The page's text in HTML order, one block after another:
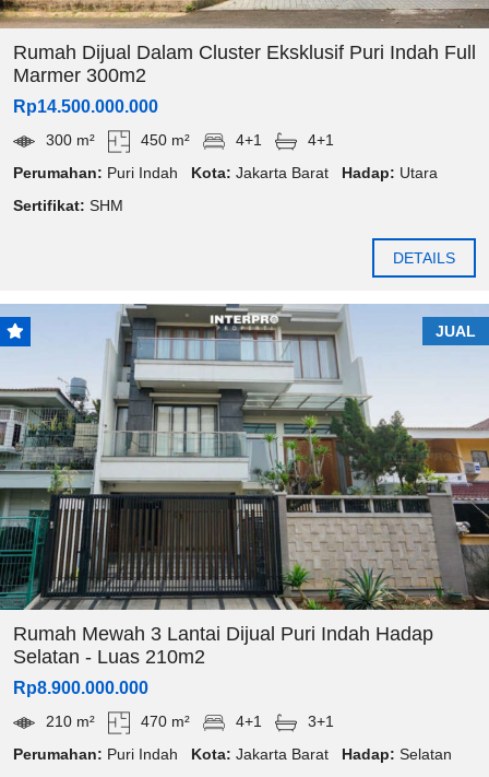
Rumah Dijual Dalam Cluster Eksklusif Puri Indah Full
Marmer 300m2
Rp14.500.000.000
300 m² 450 m² 4+1
4+1
Perumahan: Puri Indah Kota: Jakarta Barat Hadap: Utara
Sertifikat: SHM
DETAILS
JUAL
Rumah Mewah 3 Lantai Dijual Puri Indah Hadap
Selatan - Luas 210m2
Rp8.900.000.000
210 m² 470 m² 4+1
3+1
Perumahan: Puri Indah Kota: Jakarta Barat Hadap: Selatan